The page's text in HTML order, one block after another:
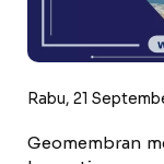
Rabu, 21
Geomembran